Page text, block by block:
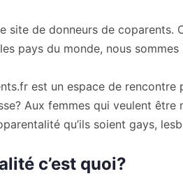
site de donneurs de coparents.
pays du monde, nous
est un espace de
Aux femmes qui veulent
qu’ils soient gays,
c’est quoi?